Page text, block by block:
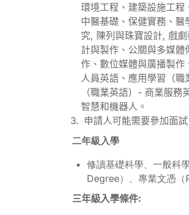
環境工程、建築設施工
中醫基礎、保健實務、
究, 陳列與珠寶設計, 戲
計與製作、公關與多媒
作、數位媒體與廣播製
人員英語、應用學習（
（職業英語）- 商業服
智慧和機器人。
申請人可能需要參加面試
二年級入學
修讀基礎科學、一般科
Degree）、專業文憑
三年級入學條件: